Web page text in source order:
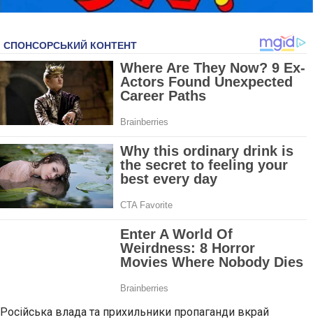
Російська влада та прихильники пропаганди вкрай